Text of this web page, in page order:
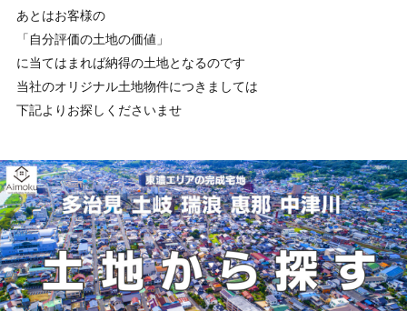
あとはお客様の
「自分評価の土地の価値」
に当てはまれば納得の土地となるのです
当社のオリジナル土地物件につきましては
下記よりお探しくださいませ